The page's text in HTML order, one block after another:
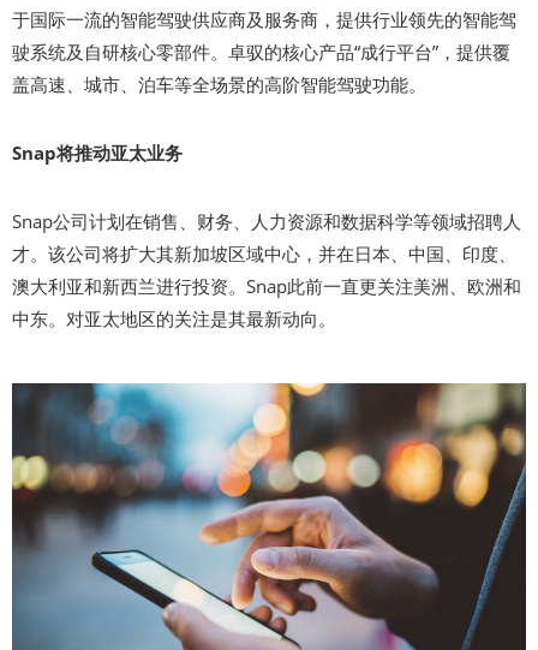
于国际一流的智能驾驶供应商及服务商，提供行业领先的智能驾
驶系统及自研核心零部件。卓驭的核心产品“成行平台”，提供覆
盖高速、城市、泊车等全场景的高阶智能驾驶功能。
Snap将推动亚太业务
Snap公司计划在销售、财务、人力资源和数据科学等领域招聘人
才。该公司将扩大其新加坡区域中心，并在日本、中国、印度、
澳大利亚和新西兰进行投资。Snap此前一直更关注美洲、欧洲和
中东。对亚太地区的关注是其最新动向。